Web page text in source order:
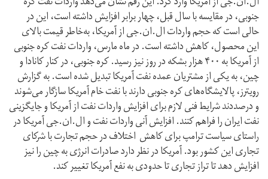
جنوبی، در مقایسه با سال قبل، چهار برابر افزایش داشته است، این در
حالی است که حجم واردات ال.ان.جی از آمریکا، به‌خاطر قیمت بالای
این محصول، کاهش داشته است. در ماه مارس، واردات نفت کره جنوبی
از آمریکا به ۴۰۰ هزار بشکه در روز نیز رسید. کره جنوبی، در کنار کانادا و
چین، به یکی از مشتریان عمده نفت آمریکا تبدیل شده است. به گزارش
رویترز، پالایشگاه‌های کره جنوبی دارند با نفت خام آمریکا سازگار می‌شوند
و درصددند شرایط فنی لازم برای افزایش واردات نفت از آمریکا و جایگزینی
نفت ایران را فراهم کنند. افزایش آنی واردات نفت و ال‌.‌ان‌.‌جی آمریکا در
راستای سیاست ترامپ برای کاهش اختلاف در حجم تجارت با شرکای
تجاری این کشور بود. آمریکا در نظر دارد صادرات انرژی به چین را نیز
افزایش دهد تا تراز تجاری تا حدودی به نفع آمریکا تغییر کند.